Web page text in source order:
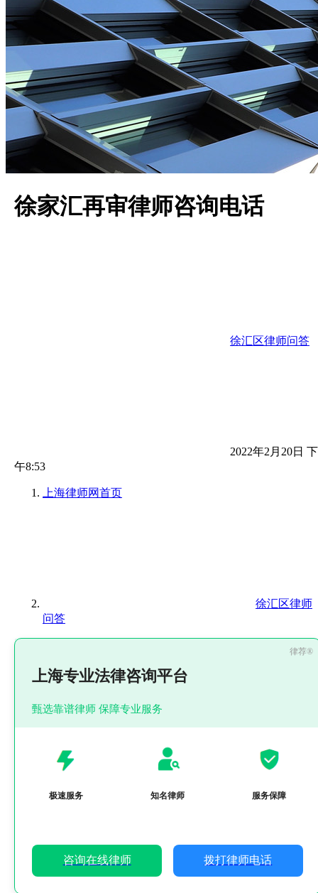
徐家汇再审律师咨询电话
徐汇区律师问答
2022年2月20日 下
午8:53
上海律师网首页
徐汇区律师
问答
上海专业法律咨询平台
甄选靠谱律师 保障专业服务
极速服务 知名律师 服务保障
咨询在线律师 拨打律师电话